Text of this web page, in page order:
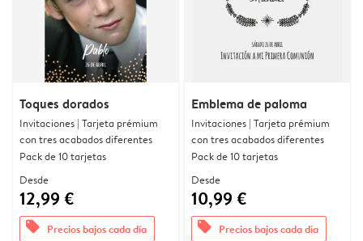
Toques dorados
Invitaciones | Tarjeta prémium
con tres acabados diferentes
Pack de 10 tarjetas
Desde
12,99 €
offers Precios bajos cada día
Emblema de paloma
Invitaciones | Tarjeta prémium
con tres acabados diferentes
Pack de 10 tarjetas
Desde
10,99 €
offers Precios bajos cada día